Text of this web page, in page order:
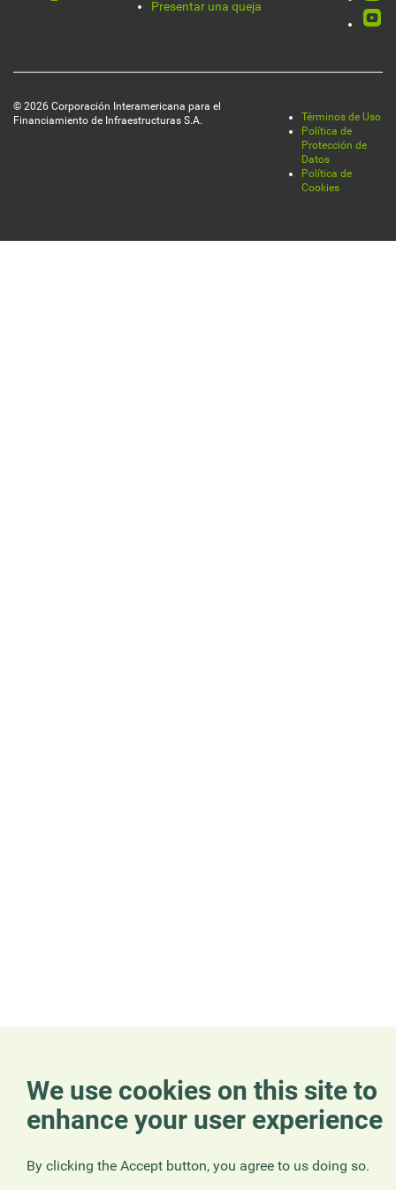
Presentar una queja
© 2026 Corporación Interamericana para el
Financiamiento de Infraestructuras S.A.
Legal
Términos de Uso
Política de
Protección de
Datos
Política de
Cookies
We use cookies on this site to
enhance your user experience
By clicking the Accept button, you agree to us doing so.